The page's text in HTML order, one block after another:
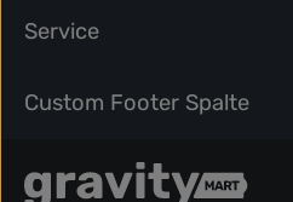
Service
Custom Footer Spalte